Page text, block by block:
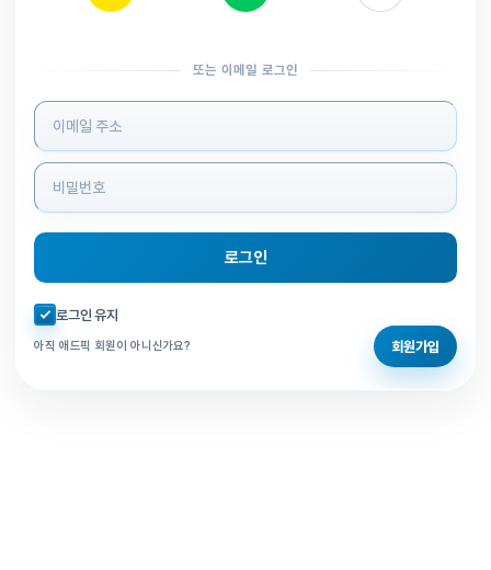
또는 이메일 로그인
로그인 정보 입력
로그인
자동로그인 체크
로그인 유지
아직 애드픽 회원이 아니신가요? 회원가입